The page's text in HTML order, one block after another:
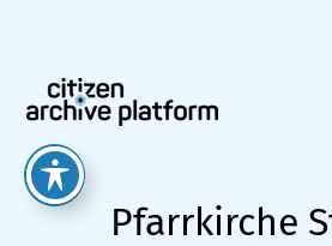
springen
Pfarrkirche